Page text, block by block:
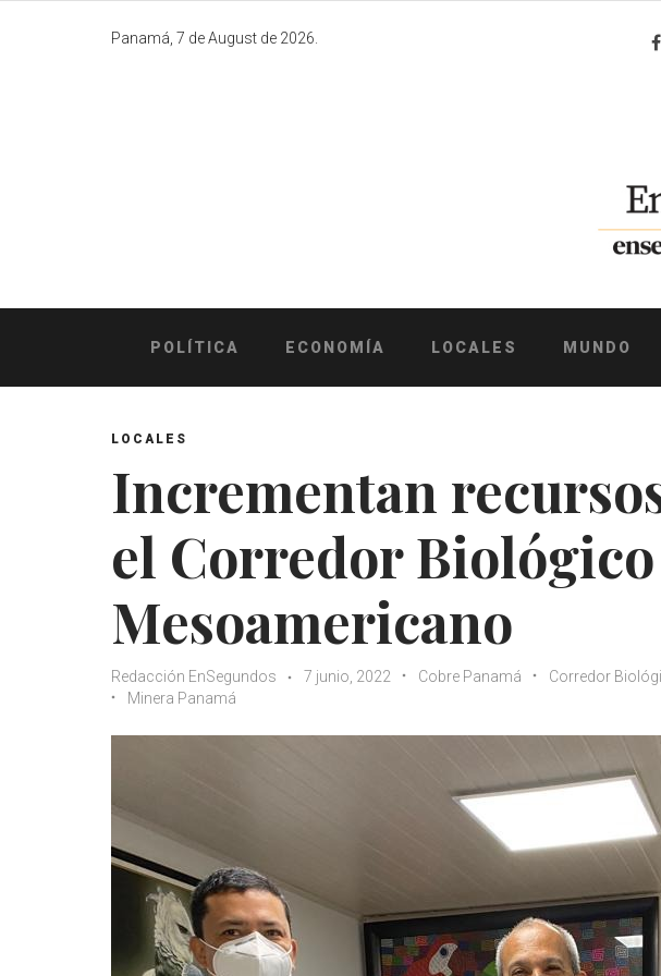
Panamá, 7 de August de 2026.
POLÍTICA ECONOMÍA LOCALES MUNDO
LOCALES
Incrementan
el Corredor Biológico
Mesoamericano
Redacción EnSegundos 7 junio, 2022 Cobre Panamá Corredor
Minera Panamá